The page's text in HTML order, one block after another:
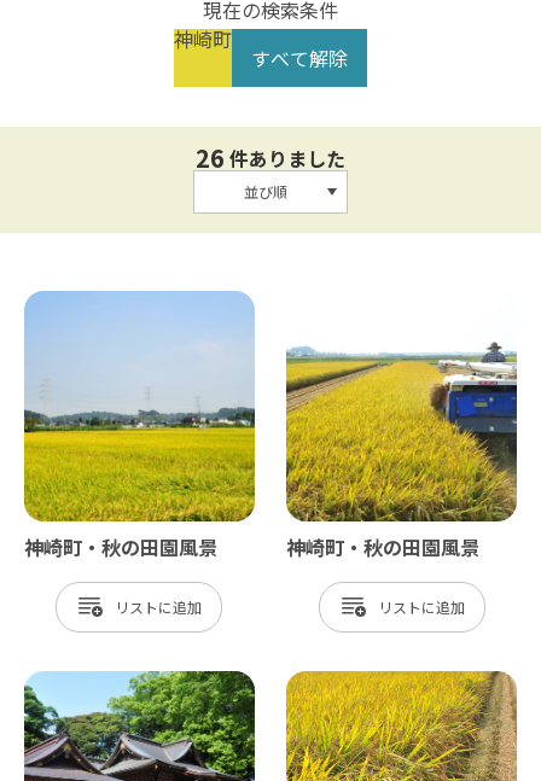
現在の検索条件
神崎町
すべて解除
26 件ありました
並び順
神崎町・秋の田園風景
リスト
神崎町・秋の田園風景
リスト